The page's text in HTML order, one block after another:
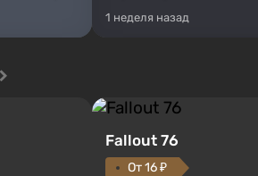
1 неделя назад
Fallout 76
От 16 ₽